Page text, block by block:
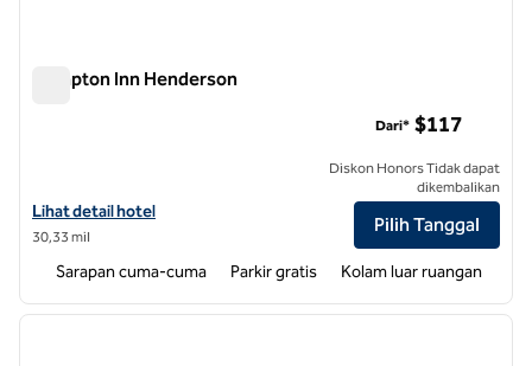
Hampton Inn Henderson
Lihat detail hotel untuk Hampton Inn Henderson
Lihat detail hotel
30,33 mil
Dari* $117
Diskon Honors Tidak dapat
dikembalikan
Pilih Tanggal
Sarapan cuma-cuma Parkir gratis Kolam luar ruangan
1 dari 12